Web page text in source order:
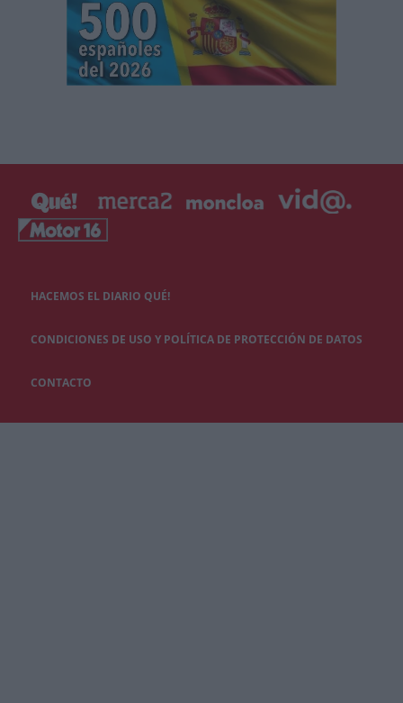
HACEMOS EL DIARIO QUÉ!
CONDICIONES DE USO Y POLÍTICA DE PROTECCIÓN DE DATOS
CONTACTO